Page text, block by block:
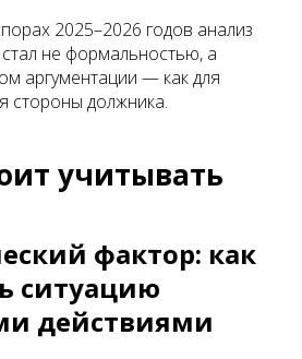
2025–2026 годов анализ
не формальностью, а
аргументации — как для
стороны должника.
учитывать
фактор: как
ситуацию
действиями